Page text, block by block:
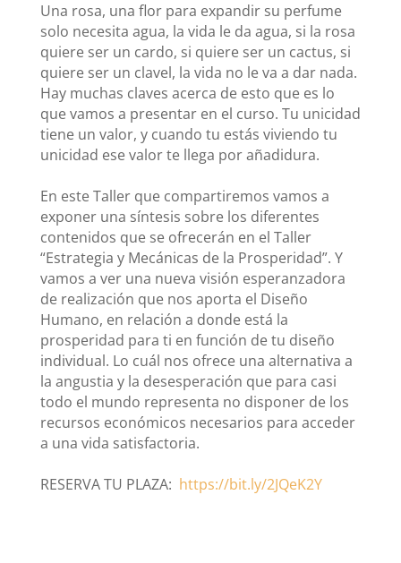
Una rosa, una flor para expandir su perfume
solo necesita agua, la vida le da agua, si la rosa
quiere ser un cardo, si quiere ser un cactus, si
quiere ser un clavel, la vida no le va a dar nada.
Hay muchas claves acerca de esto que es lo
que vamos a presentar en el curso. Tu unicidad
tiene un valor, y cuando tu estás viviendo tu
unicidad ese valor te llega por añadidura.
En este Taller que compartiremos vamos a
exponer una síntesis sobre los diferentes
contenidos que se ofrecerán en el Taller
“Estrategia y Mecánicas de la Prosperidad”. Y
vamos a ver una nueva visión esperanzadora
de realización que nos aporta el Diseño
Humano, en relación a donde está la
prosperidad para ti en función de tu diseño
individual. Lo cuál nos ofrece una alternativa a
la angustia y la desesperación que para casi
todo el mundo representa no disponer de los
recursos económicos necesarios para acceder
a una vida satisfactoria.
RESERVA TU PLAZA: https://bit.ly/2JQeK2Y